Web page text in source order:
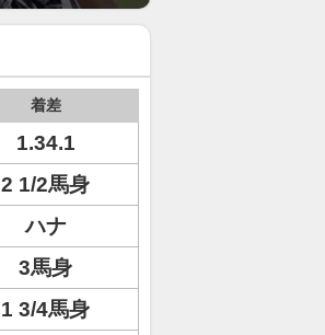
着差
1.34.1
2 1/2馬身
ハナ
3馬身
1 3/4馬身